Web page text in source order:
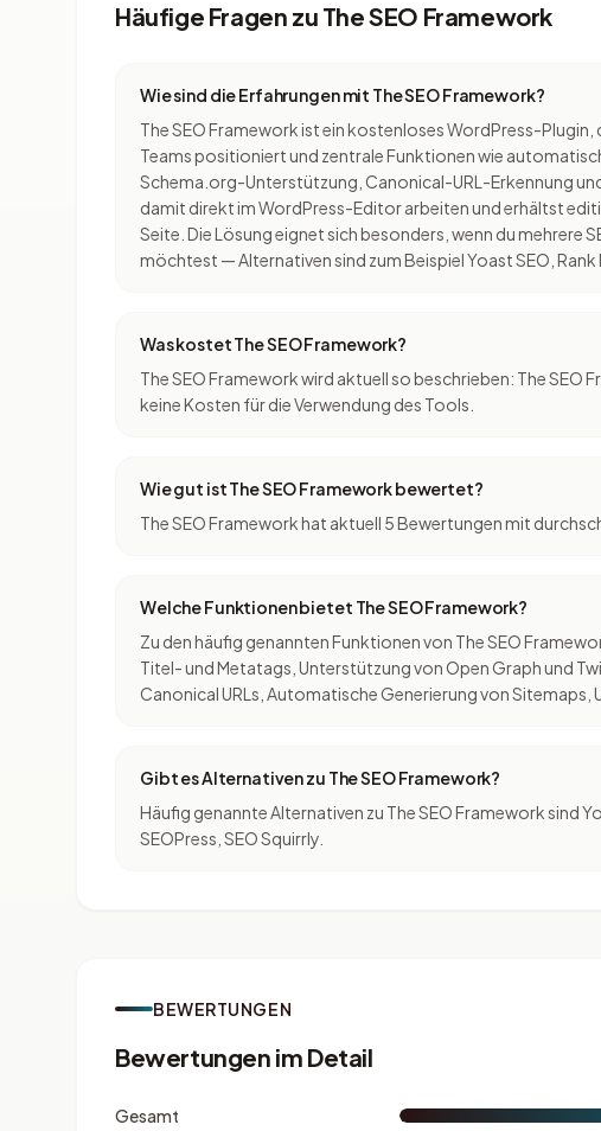
Häufige Fragen zu The SEO Framework
Wie sind die Erfahrungen mit The SEO Framework?
The SEO Framework ist ein kostenloses WordPress-
Teams positioniert und zentrale Funktionen wie
Schema.org-Unterstützung, Canonical-URL-Erkennung
damit direkt im WordPress-Editor arbeiten und erhältst
Seite. Die Lösung eignet sich besonders, wenn du mehrere
möchtest — Alternativen sind zum Beispiel Yoast SEO, Rank
Was kostet The SEO Framework?
The SEO Framework wird aktuell so beschrieben: The SEO
keine Kosten für die Verwendung des Tools.
Wie gut ist The SEO Framework bewertet?
The SEO Framework hat aktuell 5 Bewertungen mit
Welche Funktionen bietet The SEO Framework?
Zu den häufig genannten Funktionen von The SEO
Titel- und Metatags, Unterstützung von Open Graph und
Canonical URLs, Automatische Generierung von Sitemaps,
Gibt es Alternativen zu The SEO Framework?
Häufig genannte Alternativen zu The SEO Framework sind
SEOPress, SEO Squirrly.
BEWERTUNGEN
Bewertungen im Detail
Gesamt